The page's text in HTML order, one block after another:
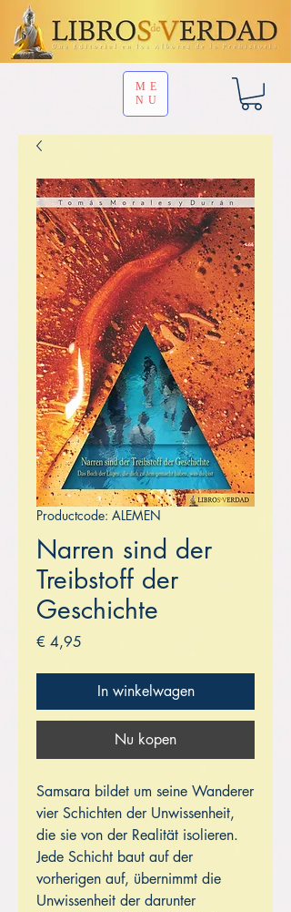
ME
NU
Productcode: ALEMEN
Narren sind der
Treibstoff der
Geschichte
€ 4,95
In winkelwagen
Nu kopen
Samsara bildet um seine Wanderer
vier Schichten der Unwissenheit,
die sie von der Realität isolieren.
Jede Schicht baut auf der
vorherigen auf, übernimmt die
Unwissenheit der darunter